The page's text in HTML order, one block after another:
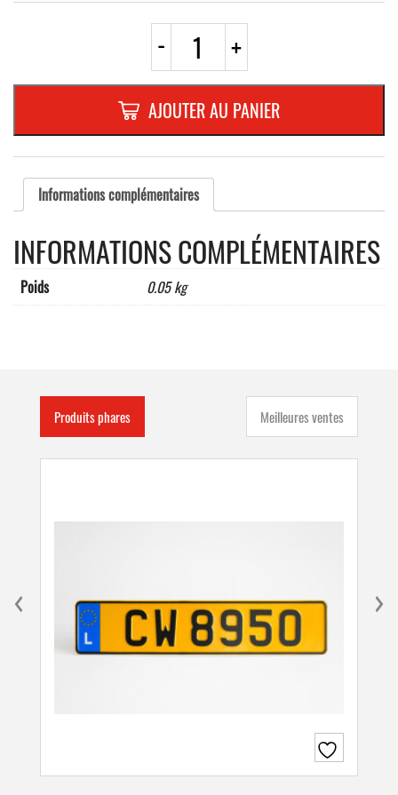
- quantité
PICTO
INOX
Ø
83
mm
"
ACCES
INTERDIT
+
AJOUTER AU PANIER
Informations complémentaires
INFORMATIONS COMPLÉMENTAIRES
Poids 0.05 kg
Produits phares Meilleures ventes